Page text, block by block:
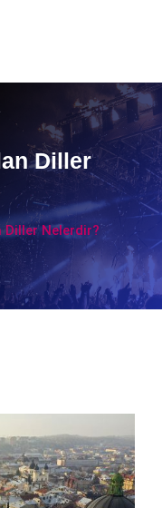
Diller
Diller Nelerdir?